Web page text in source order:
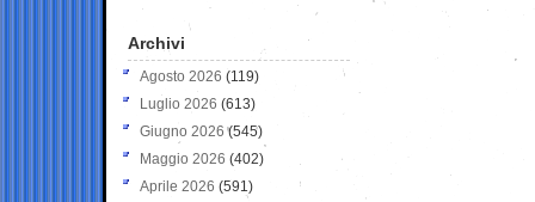
Archivi
Agosto 2026 (119)
Luglio 2026 (613)
Giugno 2026 (545)
Maggio 2026 (402)
Aprile 2026 (591)